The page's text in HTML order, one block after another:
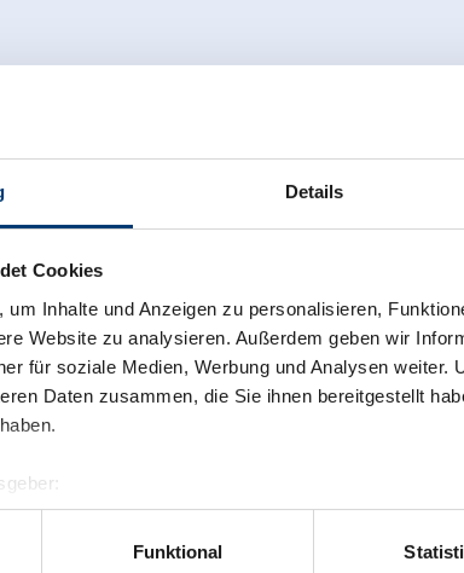
Details
Cookies
um Inhalte und Anzeigen zu personalisieren,
Website zu analysieren. Außerdem geben wir
für soziale Medien, Werbung und Analysen weiter.
Daten zusammen, die Sie ihnen bereitgestellt
GmbH & Co KG
Ziller
Funktional